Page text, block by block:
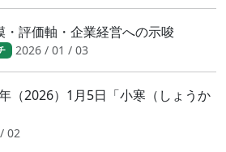
評価軸・企業経営への示唆
2026 / 01 / 03
2026）1月5日「小寒（しょうか
02